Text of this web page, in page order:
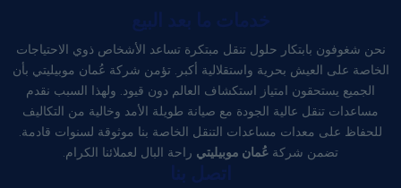
خدمات ما بعد البيع
نحن شغوفون بابتكار حلول تنقل مبتكرة تساعد الأشخاص ذوي الاحتياجات
الخاصة على العيش بحرية واستقلالية أكبر. تؤمن شركة عُمان موبيليتي بأن
الجميع يستحقون امتياز استكشاف العالم دون قيود. ولهذا السبب نقدم
مساعدات تنقل عالية الجودة مع صيانة طويلة الأمد وخالية من التكاليف
للحفاظ على معدات مساعدات التنقل الخاصة بنا موثوقة لسنوات قادمة.
تضمن شركة عُمان موبيليتي راحة البال لعملائنا الكرام.
اتصل بنا